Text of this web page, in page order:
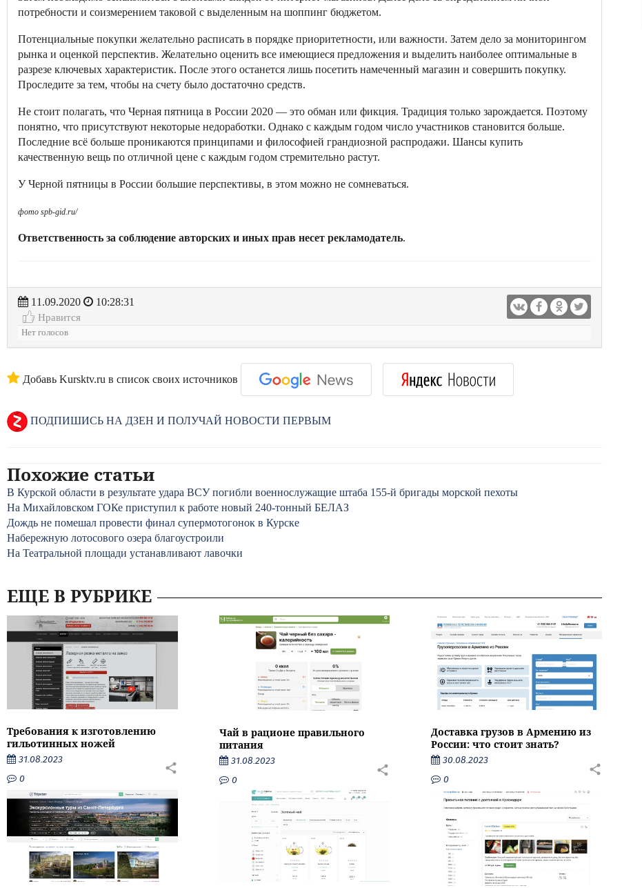
потребности и соизмерением таковой с выделенным на шоппинг бюджетом.
Потенциальные покупки желательно расписать в порядке приоритетности, или важности. Затем дело за мониторингом
рынка и оценкой перспектив. Желательно оценить все имеющиеся предложения и выделить наиболее оптимальные в
разрезе ключевых характеристик. После этого останется лишь посетить намеченный магазин и совершить покупку.
Проследите за тем, чтобы на счету было достаточно средств.
Не стоит полагать, что Черная пятница в России 2020 — это обман или фикция. Традиция только зарождается. Поэтому
понятно, что присутствуют некоторые недоработки. Однако с каждым годом число участников становится больше.
Последние всё больше проникаются принципами и философией грандиозной распродажи. Шансы купить
качественную вещь по отличной цене с каждым годом стремительно растут.
У Черной пятницы в России большие перспективы, в этом можно не сомневаться.
фото spb-gid.ru/
Ответственность за соблюдение авторских и иных прав несет рекламодатель.
11.09.2020
10:28:31
Нравится
Нет голосов
Добавь Kursktv.ru в список своих источников
ПОДПИШИСЬ НА ДЗЕН И ПОЛУЧАЙ НОВОСТИ ПЕРВЫМ
Похожие статьи
В Курской области в результате удара ВСУ погибли военнослужащие штаба 155-й бригады морской пехоты
На Михайловском ГОКе приступил к работе новый 240-тонный БЕЛАЗ
Дождь не помешал провести финал супермотогонок в Курске
Набережную лотосового озера благоустроили
На Театральной площади устанавливают лавочки
ЕЩЕ В РУБРИКЕ
Требования к изготовлению
гильотинных ножей
31.08.2023
0
Чай в рационе правильного
питания
31.08.2023
0
Доставка грузов в Армению из
России: что стоит знать?
30.08.2023
0